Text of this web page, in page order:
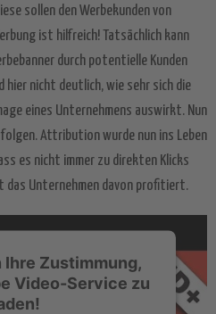
sollen den Werbekunden von
ist hilfreich! Tatsächlich kann
durch potentielle Kunden
hier nicht deutlich, wie sehr sich die
eines Unternehmens auswirkt. Nun
Attribution wurde nun ins Leben
es nicht immer zu direkten Klicks
das Unternehmen davon profitiert.
Zustimmung,
Video-Service zu